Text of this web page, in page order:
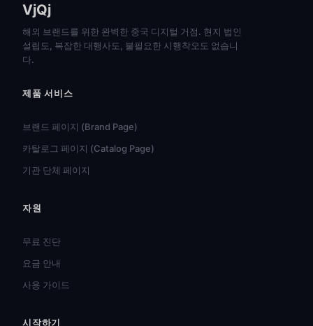
VjQj
해외 브랜드를 위한 완벽한 중국 디지털 거점. 현지 법인
설립도, 복잡한 대행사도, 불필요한 시행착오도 없습니
다.
제품 서비스
브랜드 페이지 (Brand Page)
카탈로그 페이지 (Catalog Page)
기관 단체 페이지
자원
무료 진단
요금 안내
사용 가이드
시작하기